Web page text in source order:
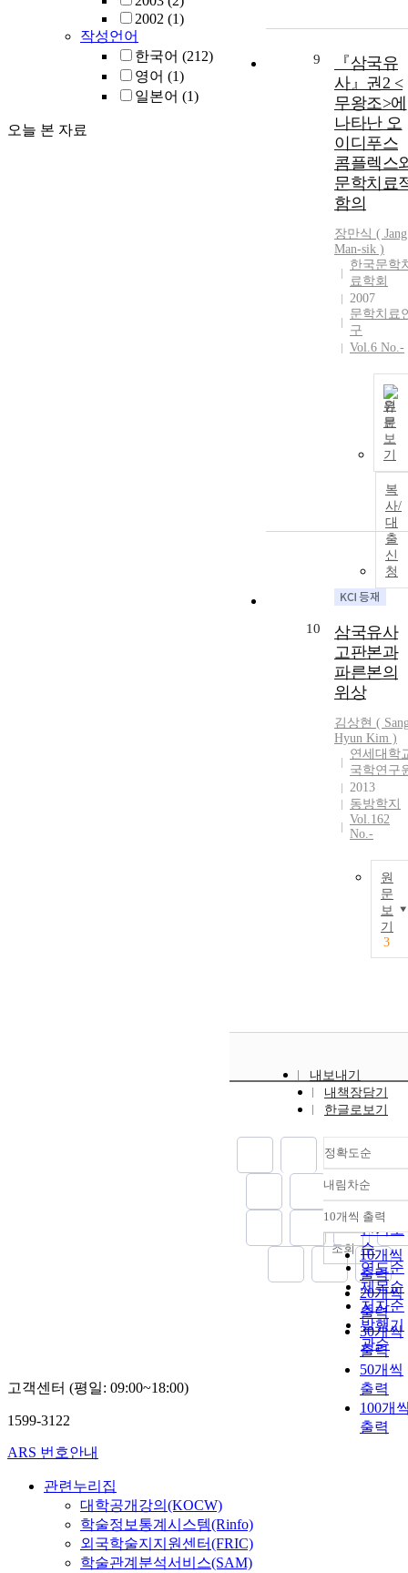
2002 (1)
작성언어
한국어 (212)
영어 (1)
일본어 (1)
오늘 본 자료
9
『삼국유
사』권2 <
무왕조>에
나타난 오
이디푸스
콤플렉스
문학치료
함의
장만식 ( Jang
Man-sik )
한국문학
료학회
2007
문학치료
구
Vol.6 No.-
원
문
보
기
복
사/
대
출
신
청
10
삼국유사
고판본과
파른본의
위상
김상현 (
Hyun Kim )
연세대학
국학연구
2013
동방학지
Vol.162
No.-
원
문
보
기
3
내보내기
내책장담기
한글로보기
정확도순
정확도
순
인기도
순
연도순
제목순
저자순
발행기
관순
내림차순
내림차
10개씩 출력
10개씩
출력
20개씩
출력
30개씩
출력
50개씩
출력
100개
출력
조회
고객센터 (평일: 09:00~18:00)
1599-3122
ARS 번호안내
관련누리집
대학공개강의(KOCW)
학술정보통계시스템(Rinfo)
외국학술지지원센터(FRIC)
학술관계분석서비스(SAM)